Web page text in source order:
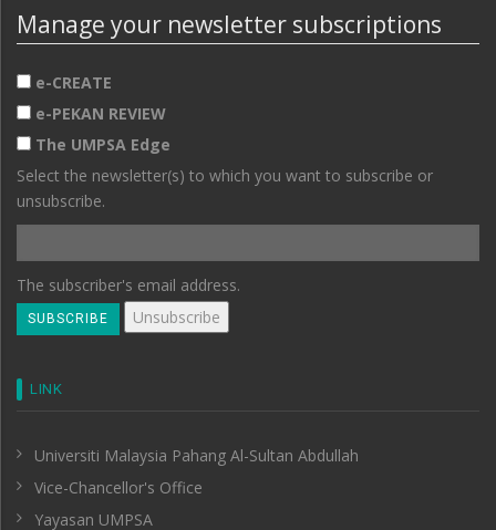
Manage your newsletter subscriptions
e-CREATE
e-PEKAN REVIEW
The UMPSA Edge
Select the newsletter(s) to which you want to subscribe or
unsubscribe.
The subscriber's email address.
LINK
Universiti Malaysia Pahang Al-Sultan Abdullah
Vice-Chancellor's Office
Yayasan UMPSA